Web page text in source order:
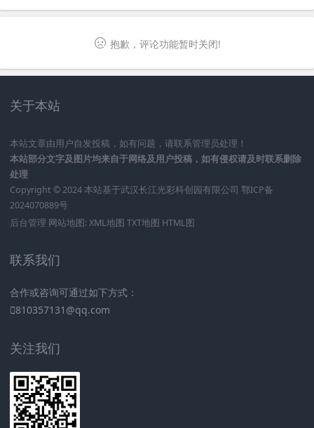
抱歉，评论功能暂时关闭!
关于本站
本站文章由用户自发投稿，如有问题，请联系管理员处理！
本站部分文字及图片均来自于网络及用户投稿，如有侵权请及时联系删除
处理
Copyright © 2024 本站基于武汉长江光彩科创园有限公司 鄂ICP备
2024070889号
后台管理 网站地图: XML地图 TXT地图 HTML图
联系我们
合作或咨询可通过如下方式：
810357131@qq.com
关注我们